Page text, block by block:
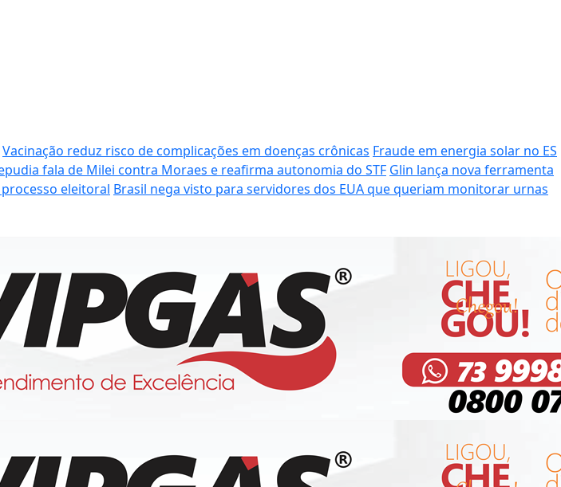
Vacinação reduz risco de complicações em doenças crônicas Fraude em energia solar no ES
fala de Milei contra Moraes e reafirma autonomia do STF Glin lança nova ferramenta
eleitoral Brasil nega visto para servidores dos EUA que queriam monitorar urnas